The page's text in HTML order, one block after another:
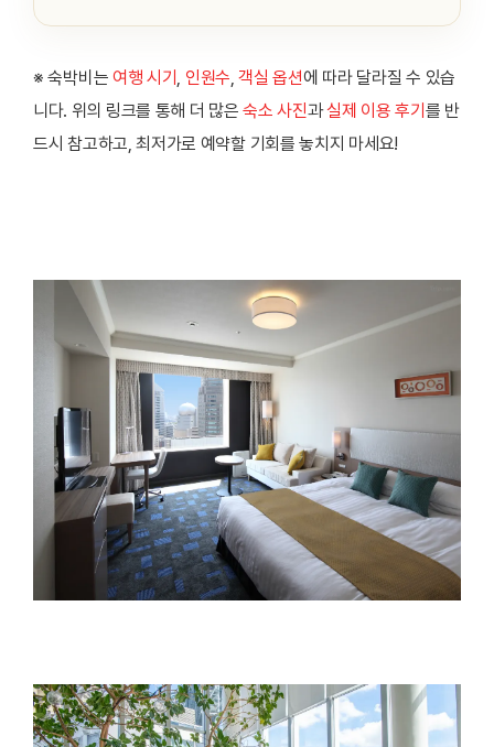
※ 숙박비는 여행 시기 , 인원수, 객실 옵션에 따라 달라질 수 있습
니다. 위의 링크를 통해 더 많은 숙소 사진과실제 이용 후기 를 반
드시 참고하고, 최저가로 예약할 기회를 놓치지 마세요!